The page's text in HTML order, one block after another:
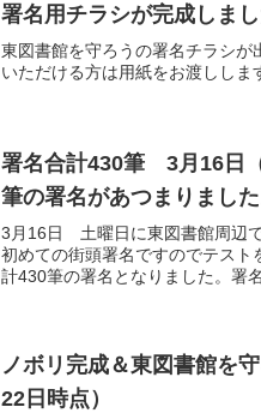
署名用チラシが完成しま
東図書館を守ろうの署名チラシが
いただける方は用紙をお渡ししま
署名合計430筆 3月16日
筆の署名があつまりまし
3月16日 土曜日に東図書館周辺
初めての街頭署名ですのでテス
計430筆の署名となりました。署
ノボリ完成＆東図書館を
22日時点）